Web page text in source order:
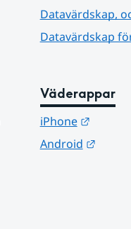
Datavärdskap,
Datavärdskap
Väderappar
iPhone
Länk
Android
Länk